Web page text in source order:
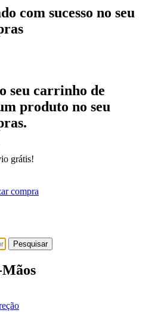
com sucesso no seu
seu carrinho de
produto no seu
grátis!
compra
Pesquisar
Mãos